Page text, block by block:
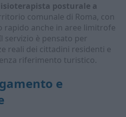
posturale a
comunale di Roma, con
rapido anche in aree limitrofe
servizio è pensato per
reali dei cittadini residenti e
riferimento turistico.
e